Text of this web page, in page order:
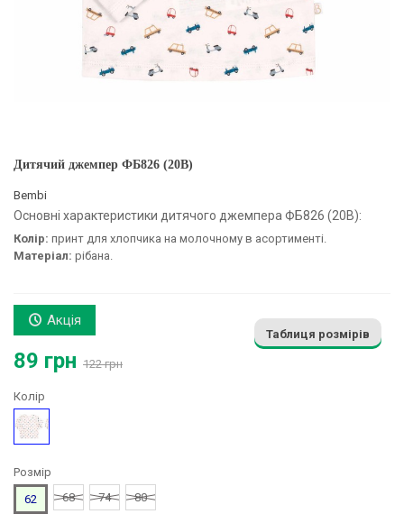
Дитячий джемпер ФБ826 (20B)
Bembi
Основні характеристики дитячого джемпера ФБ826 (20B):
Колір: принт для хлопчика на молочному в асортименті.
Матеріал: рібана.
Акція
89 грн 122 грн
Таблиця розмірів
Колір
Малюнок
Розмір
62
68 74 80